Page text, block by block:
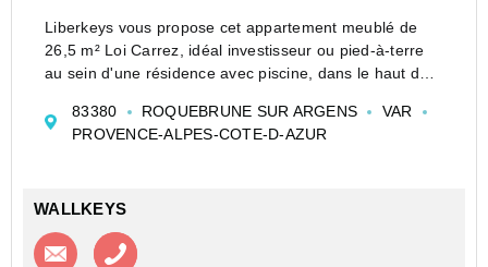
Liberkeys vous propose cet appartement meublé de
26,5 m² Loi Carrez, idéal investisseur ou pied-à-terre
au sein d'une résidence avec piscine, dans le haut des
Vous êtes à 10 mn de la grande plage de la Nartelle et
à 5 minutes de la plage...
83380 ROQUEBRUNE SUR ARGENS
VAR
PROVENCE-ALPES-COTE-D-AZUR
WALLKEYS
Contacter l'agence